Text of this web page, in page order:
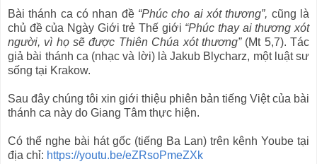
Bài thánh ca có nhan đề “Phúc cho ai xót thương”, cũng là
chủ đề của Ngày Giới trẻ Thế giới “Phúc thayai thương xót
người, vì họ sẽ được Thiên Chúa xót thương”(Mt 5,7). Tác
giả bài thánh ca (nhạc và lời) là Jakub Blycharz, một luật sư
sống tại Krakow.
Sau đây chúng tôi xin giới thiệu phiên bản tiếng Việt của bài
thánh ca này do Giang Tâm thực hiện.
Có thể nghe bài hát gốc (tiếng Ba Lan) trên kênh Yoube tại
địa chỉ: https://youtu.be/eZRsoPmeZXk